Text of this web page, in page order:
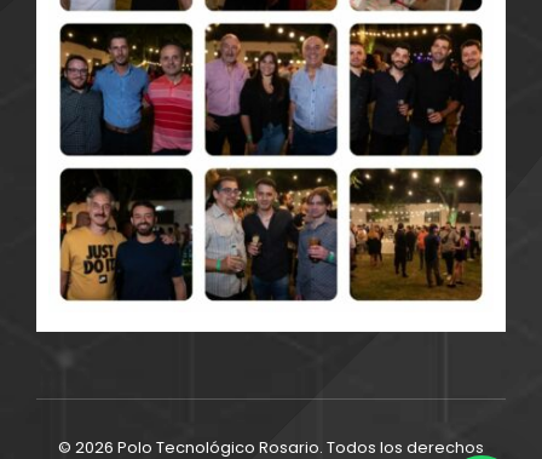
© 2026 Polo Tecnológico Rosario. Todos los derechos